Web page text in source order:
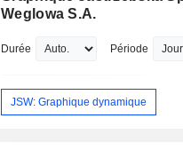
Weglowa S.A.
Durée Période
JSW: Graphique dynamique